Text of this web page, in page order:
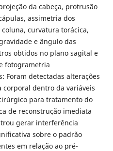
da cabeça, protrusão
assimetria dos
curvatura torácica,
e ângulo das
obtidos no plano sagital e
fotogrametria
Foram detectadas alterações
corporal dentro da variáveis
para tratamento do
de reconstrução imediata
gerar interferência
sobre o padrão
em relação ao pré-